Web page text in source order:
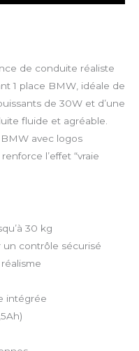
de conduite réaliste
1 place BMW, idéale de
de 30W et d’une
fluide et agréable.
avec logos
l’effet “vraie
30 kg
contrôle sécurisé
intégrée